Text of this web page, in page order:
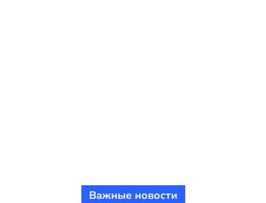
Важные новости